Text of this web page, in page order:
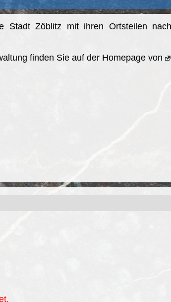
Stadt Zöblitz mit ihren Ortsteilen
finden Sie auf der Homepage von